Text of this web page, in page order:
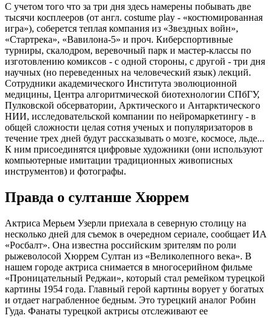
С учетом того что за три дня здесь намерены побывать две
тысячи косплееров (от англ. costume play - «костюмированная
игра»), соберется теплая компания из «Звездных войн»,
«Стартрека», «Вавилона-5» и проч. Киберспортивные
турниры, скалодром, веревочный парк и мастер-классы по
изготовлению комиксов - с одной стороны, с другой - три дня
научных (но переведенных на человеческий язык) лекций.
Сотрудники академического Института эволюционной
медицины, Центра алгоритмической биотехнологии СПбГУ,
Пулковской обсерватории, Арктического и Антарктического
НИИ, исследовательской компании по нейромаркетингу - в
общей сложности целая сотня ученых и популяризаторов в
течение трех дней будут рассказывать о мозге, космосе, льде...
К ним присоединятся цифровые художники (они используют
компьютерные имитации традиционных живописных
инструментов) и фотографы.
Правда о султанше Хюррем
Актриса Мерьем Узерли приехала в северную столицу на
несколько дней для съемок в очередном сериале, сообщает ИА
«Росбалт». Она известна российским зрителям по роли
рыжеволосой Хюррем Султан из «Великолепного века». В
нашем городе актриса снимается в многосерийном фильме
«Проницательный Реджаи», который стал ремейком турецкой
картины 1954 года. Главный герой картины ворует у богатых
и отдает награбленное бедным. Это турецкий аналог Робин
Гуда. Фанаты турецкой актрисы отслеживают ее